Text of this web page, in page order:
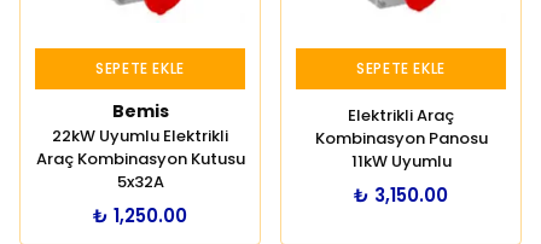
SEPETE EKLE
Bemis
22kW Uyumlu Elektrikli
Araç Kombinasyon Kutusu
5x32A
₺ 1,250.00
SEPETE EKLE
Elektrikli Araç
Kombinasyon Panosu
11kW Uyumlu
₺ 3,150.00